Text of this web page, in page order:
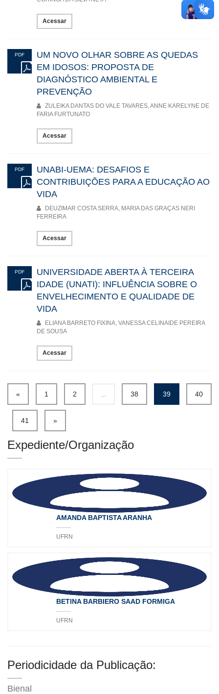
Acessar
PDF
UM NOVO OLHAR SOBRE AS QUEDAS
EM IDOSOS: PROPOSTA DE
DIAGNÓSTICO AMBIENTAL E
PREVENÇÃO
ZULEIKA DANTAS DO VALE TAVARES, ANNE KARELYNE DE
FARIA FURTUNATO
Acessar
PDF
UNABI-UEMA: DESAFIOS E
CONTRIBUIÇÕES PARA A EDUCAÇÃO AO
VIDA
DEUZIMAR COSTA SERRA, MARIA DAS GRAÇAS NERI
FERREIRA
Acessar
PDF
UNIVERSIDADE ABERTA À TERCEIRA
IDADE (UNATI): INFLUÊNCIA SOBRE O
ENVELHECIMENTO E QUALIDADE DE
VIDA
ELIANA BARRETO FIXINA, VANESSA CELINAIDE PEREIRA
DE SOUSA
Acessar
« 1 2 38 39 40
41 »
Expediente/Organização
AMANDA BAPTISTA ARANHA
UFRN
BETINA BARBIERO SAAD FORMIGA
UFRN
Periodicidade da Publicação:
Bienal